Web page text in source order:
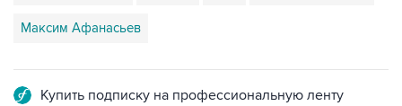
Максим Афанасьев
Купить подписку на профессиональную ленту